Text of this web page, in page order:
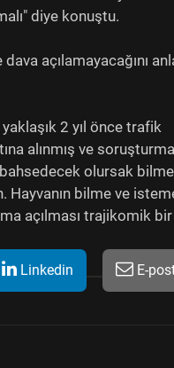
diye konuştu.
açılamayacağını
2 yıl önce trafik
alınmış ve soruşturma
olursak
Hayvanın bilme ve
açılması trajikomik bir
Linkedin E-